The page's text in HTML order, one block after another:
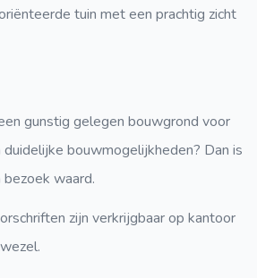
tuin met een prachtig zicht
gunstig gelegen bouwgrond voor
bouwmogelijkheden? Dan is
waard.
zijn verkrijgbaar op kantoor